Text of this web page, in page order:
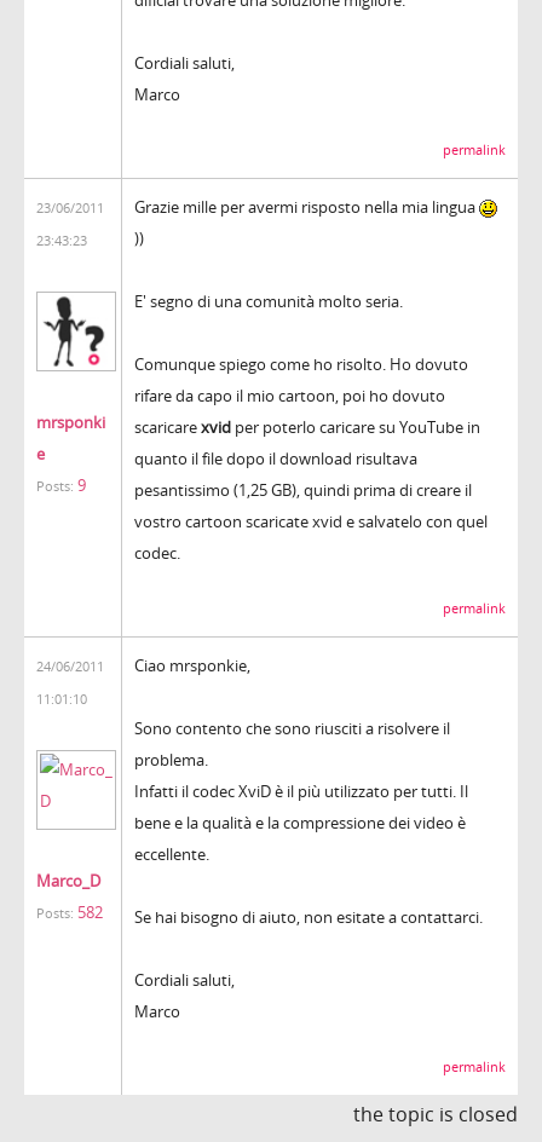
Cordiali saluti,
Marco
permalink
23/06/2011
23:43:23
mrsponki
e
Posts: 9
Grazie mille per avermi risposto nella mia lingua
))
E' segno di una comunità molto seria.
Comunque spiego come ho risolto. Ho dovuto
rifare da capo il mio cartoon, poi ho dovuto
scaricarexvid per poterlo caricare su YouTube in
quanto il file dopo il download risultava
pesantissimo (1,25 GB), quindi prima di creare il
vostro cartoon scaricate xvid e salvatelo con quel
codec.
permalink
24/06/2011
11:01:10
Marco_D
Posts: 582
Ciao mrsponkie,
Sono contento che sono riusciti a risolvere il
problema.
Infatti il codec XviD è il più utilizzato per tutti. Il
bene e la qualità e la compressione dei video è
eccellente.
Se hai bisogno di aiuto, non esitate a contattarci.
Cordiali saluti,
Marco
permalink
the topic is closed